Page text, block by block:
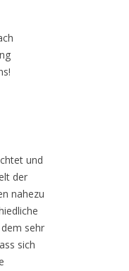
und
der
nahezu
sehr
sich